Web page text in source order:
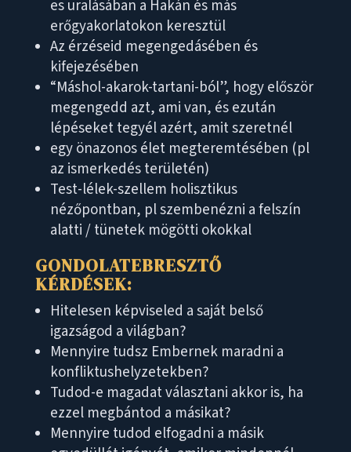
es uralásában a Hakán és más
erőgyakorlatokon keresztül
Az érzéseid megengedásében és
kifejezésében
“Máshol-akarok-tartani-ból”, hogy először
megengedd azt, ami van, és ezután
lépéseket tegyél azért, amit szeretnél
egy önazonos élet megteremtésében (pl
az ismerkedés területén)
Test-lélek-szellem holisztikus
nézőpontban, pl szembenézni a felszín
alatti / tünetek mögötti okokkal
GONDOLATEBRESZTŐ
KÉRDÉSEK:
Hitelesen képviseled a saját belső
igazságod a világban?
Mennyire tudsz Embernek maradni a
konfliktushelyzetekben?
Tudod-e magadat választani akkor is, ha
ezzel megbántod a másikat?
Mennyire tudod elfogadni a másik